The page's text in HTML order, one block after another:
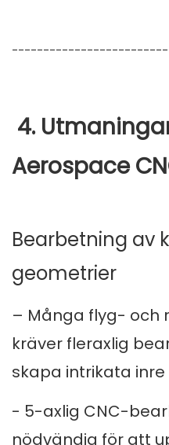
4.
Aerospace
Bearbetning av
geometrier
– Många flyg- och
kräver fleraxlig
skapa intrikata inre
- 5-axlig CNC-
nödvändig för att